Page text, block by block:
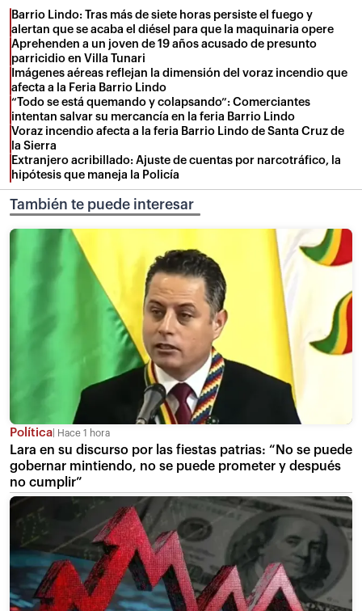
Barrio Lindo: Tras más de siete horas persiste el fuego y
alertan que se acaba el diésel para que la maquinaria opere
Aprehenden a un joven de 19 años acusado de presunto
parricidio en Villa Tunari
Imágenes aéreas reflejan la dimensión del voraz incendio que
afecta a la Feria Barrio Lindo
“Todo se está quemando y colapsando”: Comerciantes
intentan salvar su mercancía en la feria Barrio Lindo
Voraz incendio afecta a la feria Barrio Lindo de Santa Cruz de
la Sierra
Extranjero acribillado: Ajuste de cuentas por narcotráfico, la
hipótesis que maneja la Policía
También te puede interesar
Política Hace 1 hora
Lara en su discurso por las fiestas patrias: “No se puede
gobernar mintiendo, no se puede prometer y después
no cumplir”